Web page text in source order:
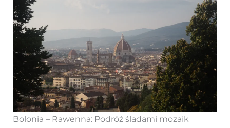
Bolonia – Rawenna: Podróż śladami mozaik